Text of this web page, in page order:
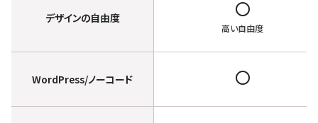
デザインの自由度 radio_button_unchecked
高い自由度
WordPress/ノーコード radio_button_unchecked